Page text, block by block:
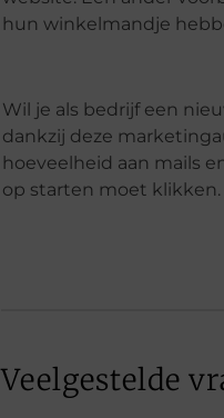
hun winkelmandje
Wil je als bedrijf een
dankzij deze
hoeveelheid aan mails
op starten moet
Veelgestelde